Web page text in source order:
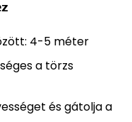
4-5 méter
a törzs
és gátolja a